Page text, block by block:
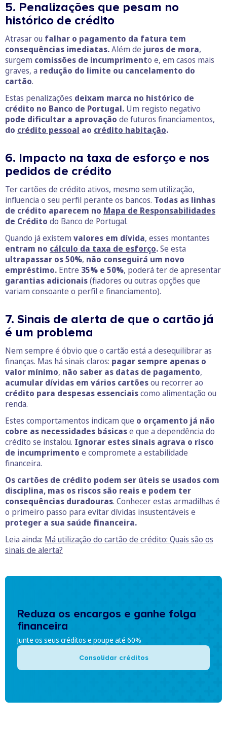
5. Penalizações que pesam no
histórico de crédito
Atrasar ou falhar o pagamento da fatura tem
consequências imediatas.Além de juros de mora,
surgem comissões de incumprimento e, em casos mais
graves, a redução do limite ou cancelamento do
cartão.
Estas penalizações deixam marca no histórico de
crédito no Banco de Portugal. Um registo negativo
pode dificultar a aprovação de futuros financiamentos,
do crédito pessoal ao crédito habitação.
6. Impacto na taxa de esforço e nos
pedidos de crédito
Ter cartões de crédito ativos, mesmo sem utilização,
influencia o seu perfil perante os bancos. Todas as linhas
de crédito aparecem no Mapa de Responsabilidades
de Crédito do Banco de Portugal.
Quando já existem valores em dívida, esses montantes
entram no cálculo da taxa de esforço.Se esta
ultrapassar os 50%, não conseguirá um novo
empréstimo. Entre 35% e 50%, poderá ter de apresentar
garantias adicionais(fiadores ou outras opções que
variam consoante o perfil e financiamento).
7. Sinais de alerta de que o cartão já
é um problema
Nem sempre é óbvio que o cartão está a desequilibrar as
finanças. Mas há sinais claros: pagar sempre apenas o
valor mínimo, não saber as datas de pagamento,
acumular dívidas em vários cartõesou recorrer ao
crédito para despesas essenciaiscomo alimentação ou
renda.
Estes comportamentos indicam que o orçamento já não
cobre as necessidades básicase que a dependência do
crédito se instalou. Ignorar estes sinais agrava o risco
de incumprimento e compromete a estabilidade
financeira.
Os cartões de crédito podem ser úteis se usados com
disciplina, mas os riscos são reais e podem ter
consequências duradouras. Conhecer estas armadilhas é
o primeiro passo para evitar dívidas insustentáveis e
proteger a sua saúde financeira.
Leia ainda: Má utilização do cartão de crédito: Quais são os
sinais de alerta?
Reduza os encargos e ganhe folga
financeira
Junte os seus créditos e poupe até 60%
Consolidar créditos